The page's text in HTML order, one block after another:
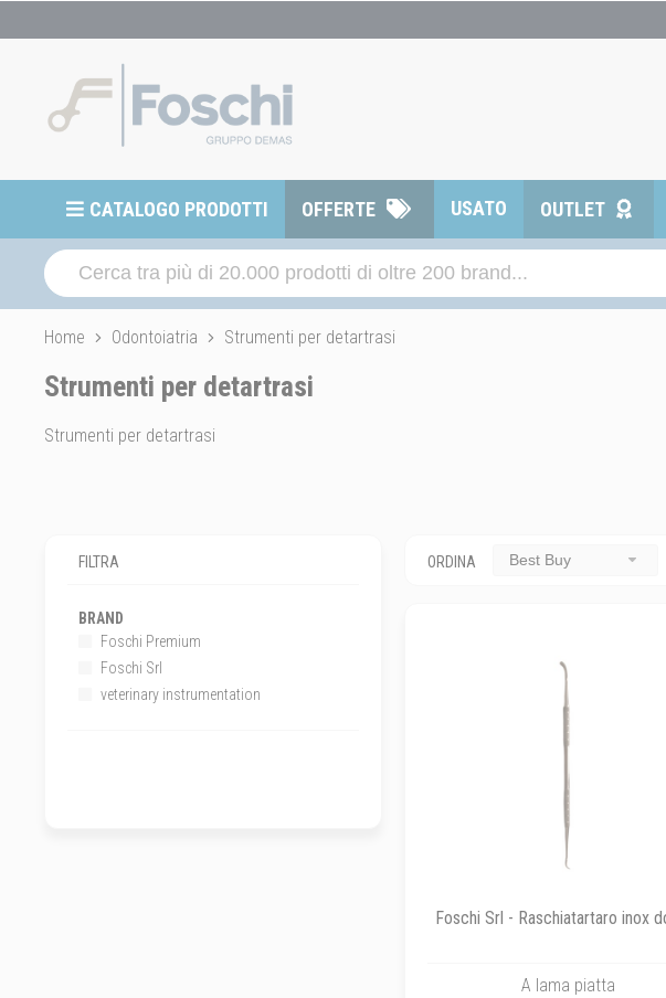
CATALOGO PRODOTTI OFFERTE USATO OUTLET
Home Odontoiatria Strumenti per detartrasi
Strumenti per detartrasi
Strumenti per detartrasi
FILTRA
BRAND
Foschi Premium
Foschi Srl
veterinary instrumentation
ORDINA Best Buy
Foschi Srl - Raschiatartaro inox
A lama piatta